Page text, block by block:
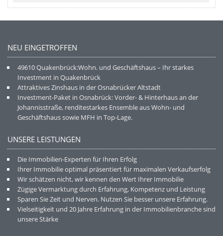
NEU EINGETROFFEN
49610 Quakenbrück:Wohn. und Geschäftshaus – Ihr starkes
Investment in Quakenbrück
Attraktives Zinshaus in der Osnabrücker Altstadt
Investment-Paket in Osnabrück: Vorder- & Hinterhaus an der
Johannisstraße, renditestarkes Ensemble aus Wohn- und
Geschäftshaus sowie MFH in Top-Lage.
UNSERE LEISTUNGEN
Die Immobilien-Experten für Ihren Erfolg
Ihrer Immobilie optimal präsentiert für maximalen Verkaufserfolg
Wir schätzen nicht, wir kennen den Wert Ihrer Immobilie
Zügige Vermarktung durch Erfahrung, Kompetenz und Leistung
Sparen Sie Zeit und Nerven. Nutzen Sie besser unsere Erfahrung.
Vielseitigkeit und 20 Jahre Erfahrung in der Immobilienbranche sind
unsere Stärke